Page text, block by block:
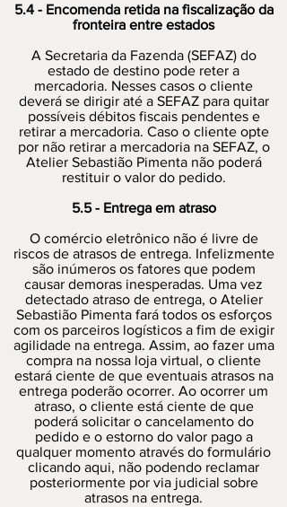
5.4 - Encomenda retida na fiscalização da
fronteira entre estados
A Secretaria da Fazenda (SEFAZ) do
estado de destino pode reter a
mercadoria. Nesses casos o cliente
deverá se dirigir até a SEFAZ para quitar
possíveis débitos fiscais pendentes e
retirar a mercadoria. Caso o cliente opte
por não retirar a mercadoria na SEFAZ, o
Atelier Sebastião Pimenta não poderá
restituir o valor do pedido.
5.5 - Entrega em atraso
O comércio eletrônico não é livre de
riscos de atrasos de entrega. Infelizmente
são inúmeros os fatores que podem
causar demoras inesperadas. Uma vez
detectado atraso de entrega, o Atelier
Sebastião Pimenta fará todos os esforços
com os parceiros logísticos a fim de exigir
agilidade na entrega. Assim, ao fazer uma
compra na nossa loja virtual, o cliente
estará ciente de que eventuais atrasos na
entrega poderão ocorrer. Ao ocorrer um
atraso, o cliente está ciente de que
poderá solicitar o cancelamento do
pedido e o estorno do valor pago a
qualquer momento através do formulário
clicando aqui, não podendo reclamar
posteriormente por via judicial sobre
atrasos na entrega.